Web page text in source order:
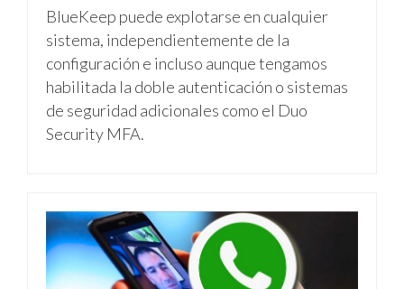
BlueKeep puede explotarse en cualquier
sistema, independientemente de la
configuración e incluso aunque tengamos
habilitada la doble autenticación o sistemas
de seguridad adicionales como el Duo
Security MFA.